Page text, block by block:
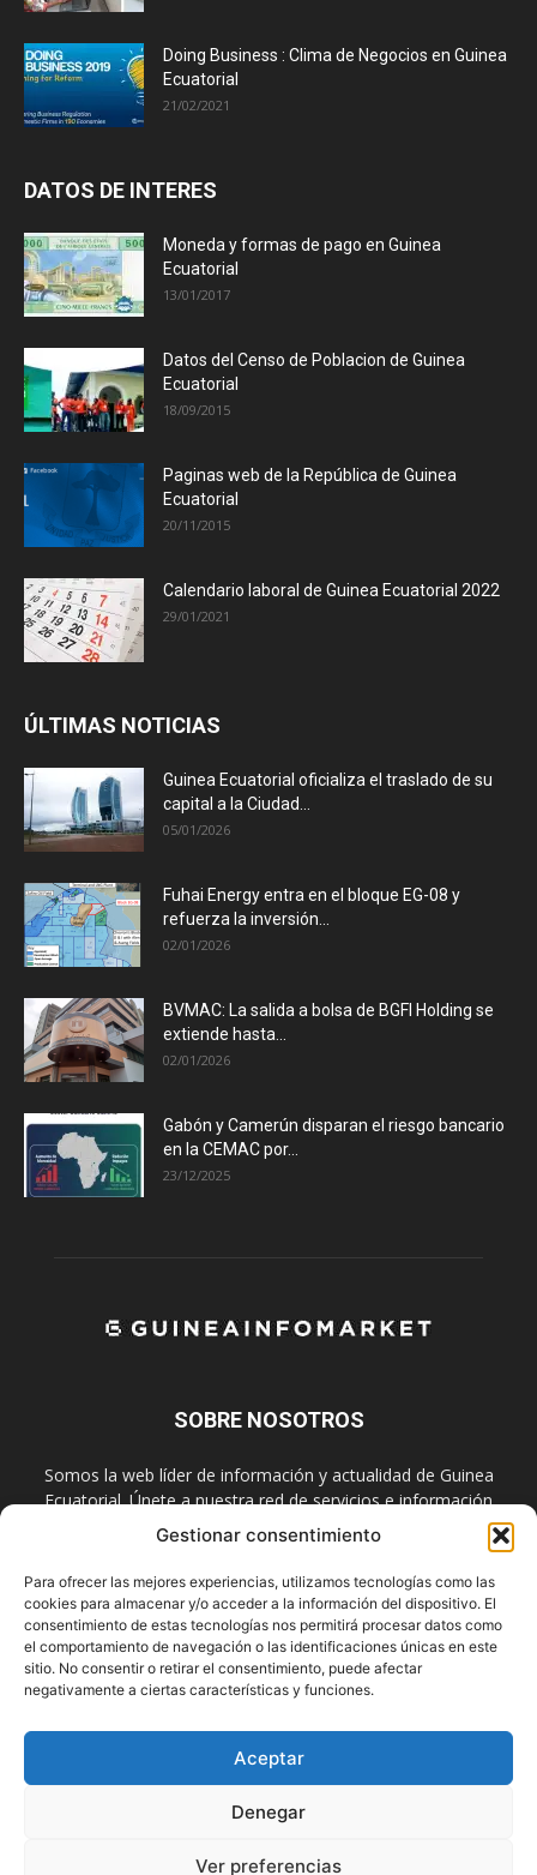
Gestionar consentimiento
Para ofrecer las mejores experiencias, utilizamos tecnologías como las
cookies para almacenar y/o acceder a la información del dispositivo. El
consentimiento de estas tecnologías nos permitirá procesar datos como
el comportamiento de navegación o las identificaciones únicas en este
sitio. No consentir o retirar el consentimiento, puede afectar
negativamente a ciertas características y funciones.
Aceptar
Denegar
Ver preferencias
Doing Business : Clima de Negocios en Guinea
Ecuatorial
21/02/2021
DATOS DE INTERES
Moneda y formas de pago en Guinea
Ecuatorial
13/01/2017
Datos del Censo de Poblacion de Guinea
Ecuatorial
18/09/2015
Paginas web de la República de Guinea
Ecuatorial
20/11/2015
Calendario laboral de Guinea Ecuatorial 2022
29/01/2021
ÚLTIMAS NOTICIAS
Guinea Ecuatorial oficializa el traslado de su
capital a la Ciudad...
05/01/2026
Fuhai Energy entra en el bloque EG-08 y
refuerza la inversión...
02/01/2026
BVMAC: La salida a bolsa de BGFI Holding se
extiende hasta...
02/01/2026
Gabón y Camerún disparan el riesgo bancario
en la CEMAC por...
23/12/2025
SOBRE NOSOTROS
Somos la web líder de información y actualidad de Guinea
Ecuatorial. Únete a nuestra red de servicios e información
digital también en las redes sociales.
Contáctanos:info@guineainfomarket.com
SÍGUENOS
Asóciate